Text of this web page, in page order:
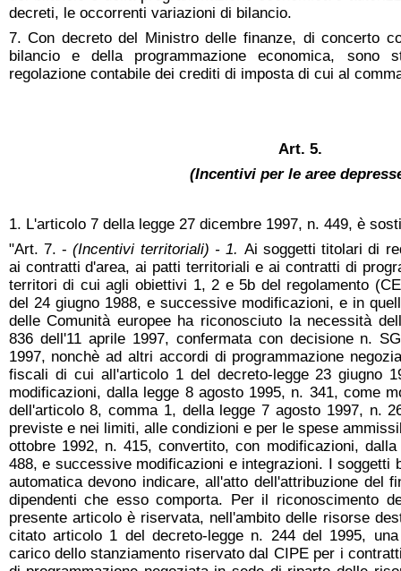
decreti, le occorrenti variazioni di bilancio.
7. Con decreto del Ministro delle finanze, di concerto
bilancio e della programmazione economica, sono
regolazione contabile dei crediti di imposta di cui al
Art. 5.
(Incentivi per le aree
1. L'articolo 7 della legge 27 dicembre 1997, n. 449, è
"Art. 7. -(Incentivi territoriali) - 1. Ai soggetti titolari di
ai contratti d'area, ai patti territoriali e ai contratti di
territori di cui agli obiettivi 1, 2 e 5b del regolamento
del 24 giugno 1988, e successive modificazioni, e in
delle Comunità europee ha riconosciuto la necessità
836 dell'11 aprile 1997, confermata con decisione n.
1997, nonchè ad altri accordi di programmazione
fiscali di cui all'articolo 1 del decreto-legge 23 giugno
modificazioni, dalla legge 8 agosto 1995, n. 341, come
dell'articolo 8, comma 1, della legge 7 agosto 1997, n.
previste e nei limiti, alle condizioni e per le spese
ottobre 1992, n. 415, convertito, con modificazioni,
488, e successive modificazioni e integrazioni. I soggetti
automatica devono indicare, all'atto dell'attribuzione del
dipendenti che esso comporta. Per il riconoscimento
presente articolo è riservata, nell'ambito delle risorse
citato articolo 1 del decreto-legge n. 244 del 1995,
carico dello stanziamento riservato dal CIPE per i